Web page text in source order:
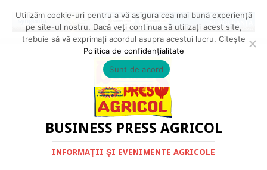
BUSINESS PRESS AGRICOL
INFORMAŢII ŞI EVENIMENTE AGRICOLE
Utilizăm cookie-uri pentru a vă asigura cea mai bună experiență
pe site-ul nostru. Dacă veți continua să utilizați acest site,
trebuie să vă exprimați acordul asupra acestui lucru. Citește
Politica de confidențialitate
Sunt de acord